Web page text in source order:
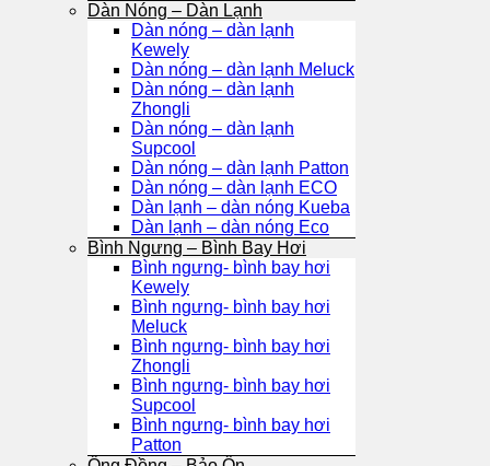
Dàn Nóng – Dàn Lạnh
Dàn nóng – dàn lạnh
Kewely
Dàn nóng – dàn lạnh Meluck
Dàn nóng – dàn lạnh
Zhongli
Dàn nóng – dàn lạnh
Supcool
Dàn nóng – dàn lạnh Patton
Dàn nóng – dàn lạnh ECO
Dàn lạnh – dàn nóng Kueba
Dàn lạnh – dàn nóng Eco
Bình Ngưng – Bình Bay Hơi
Bình ngưng- bình bay hơi
Kewely
Bình ngưng- bình bay hơi
Meluck
Bình ngưng- bình bay hơi
Zhongli
Bình ngưng- bình bay hơi
Supcool
Bình ngưng- bình bay hơi
Patton